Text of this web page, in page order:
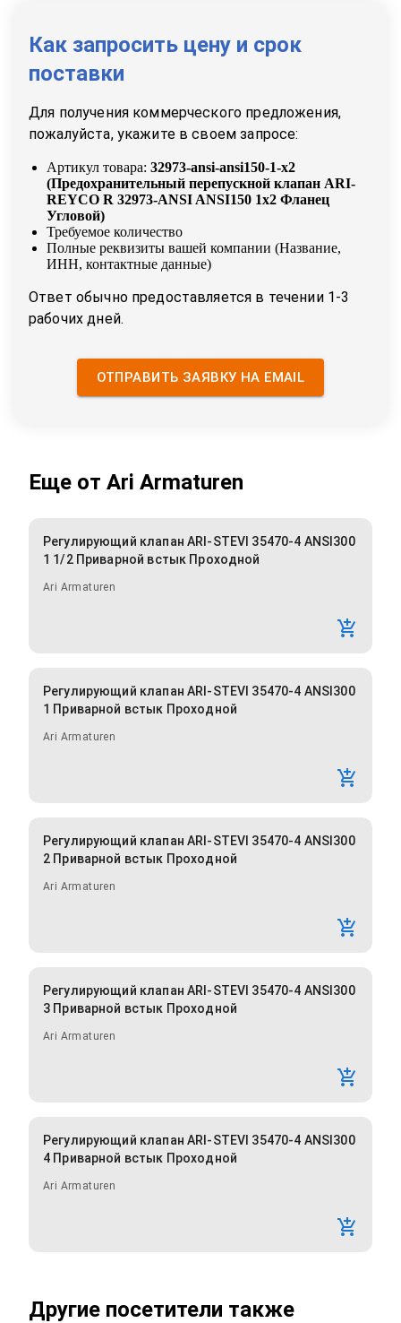
Как запросить цену и срок
поставки
Для получения коммерческого предложения,
пожалуйста, укажите в своем запросе:
Артикул товара: 32973-ansi-ansi150-1-x2
(Предохранительный перепускной клапан ARI-
REYCO R 32973-ANSI ANSI150 1x2 Фланец
Угловой)
Требуемое количество
Полные реквизиты вашей компании (Название,
ИНН, контактные данные)
Ответ обычно предоставляется в течении 1-3
рабочих дней.
ОТПРАВИТЬ ЗАЯВКУ НА EMAIL
Еще от Ari Armaturen
Регулирующий клапан ARI-STEVI 35470-4 ANSI300
1 1/2 Приварной встык Проходной
Ari Armaturen
Регулирующий клапан ARI-STEVI 35470-4 ANSI300
1 Приварной встык Проходной
Ari Armaturen
Регулирующий клапан ARI-STEVI 35470-4 ANSI300
2 Приварной встык Проходной
Ari Armaturen
Регулирующий клапан ARI-STEVI 35470-4 ANSI300
3 Приварной встык Проходной
Ari Armaturen
Регулирующий клапан ARI-STEVI 35470-4 ANSI300
4 Приварной встык Проходной
Ari Armaturen
Другие посетители также